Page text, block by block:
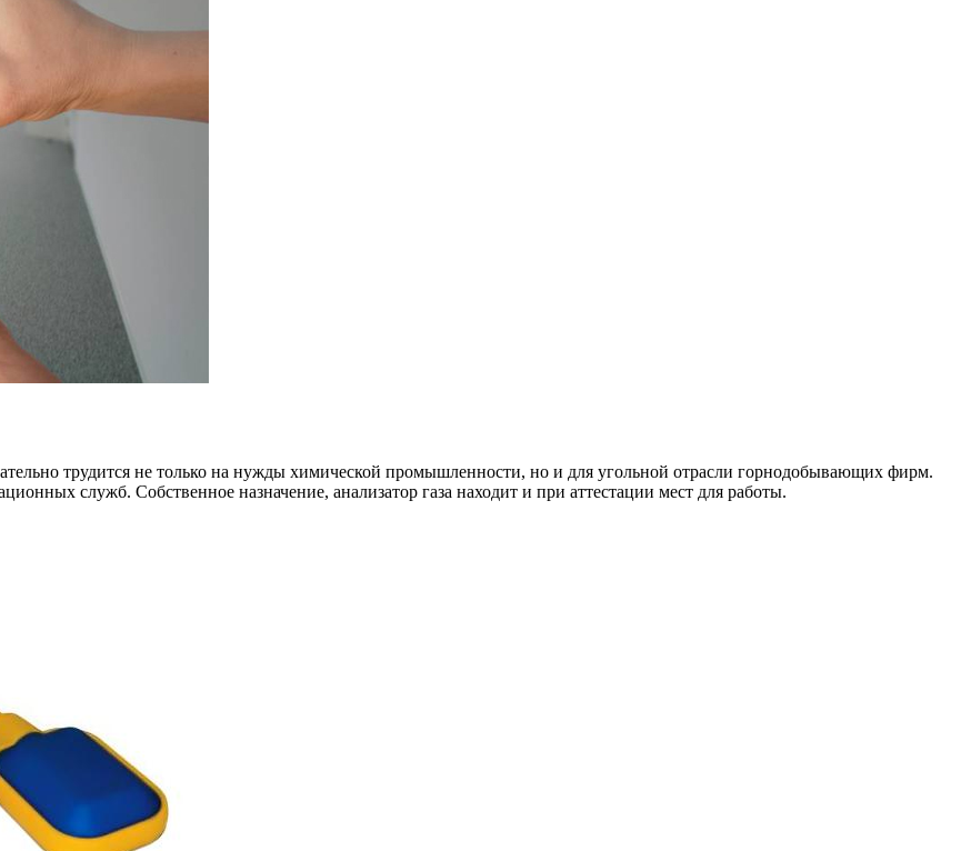
трудится не только на нужды химической промышленности, но и для угольной отрасли горнодобывающих фирм.
служб. Собственное назначение, анализатор газа находит и при аттестации мест для работы.